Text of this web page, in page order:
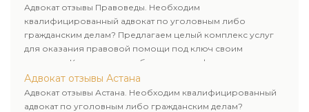
Адвокат отзывы Правоведы. Необходим
квалифицированный адвокат по уголовным либо
гражданским делам? Предлагаем целый комплекс услуг
для оказания правовой помощи под ключ своим
клиентам. Комплексное обслуживание физических и
юридических лиц. Индивидуальный подход к каждому
клиенту.
Адвокат отзывы Астана
Адвокат отзывы Астана. Необходим квалифицированный
адвокат по уголовным либо гражданским делам?